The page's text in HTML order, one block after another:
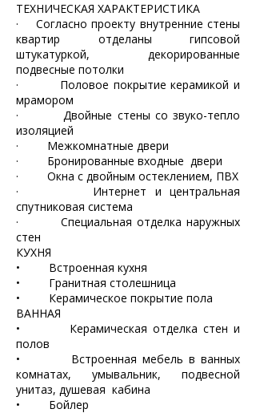
ТЕХНИЧЕСКАЯ ХАРАКТЕРИСТИКА
·    Согласно проекту внутренние стены
квартир отделаны гипсовой
штукатуркой, 	декорированные
подвесные потолки
·         Половое покрытие керамикой и
мрамором
·         Двойные стены со звуко-тепло
изоляцией
·         Межкомнатные двери
·         Бронированные входные  двери
·         Окна с двойным остеклением, ПВХ
·         Интернет и центральная
спутниковая система
·         Специальная отделка наружных
стен
КУХНЯ
•         Встроенная кухня
•         Гранитная столешница
•         Керамическое покрытие пола
ВАННАЯ
•         Керамическая отделка стен и
полов
•         Встроенная мебель в ванных
комнатах, умывальник, подвесной
унитаз, душевая 	кабина
•         Бойлер